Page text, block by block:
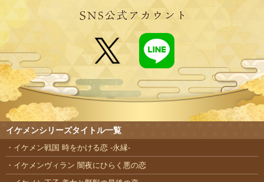
イケメンシリーズタイトル一覧
イケメン戦国 時をかける恋 -永縁-
イケメンヴィラン 闇夜にひらく悪の恋